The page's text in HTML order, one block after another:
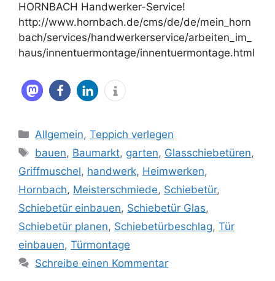
HORNBACH Handwerker-Service!
http://www.hornbach.de/cms/de/de/mein_horn
bach/services/handwerkerservice/arbeiten_im_
haus/innentuermontage/innentuermontage.html
Kategorien
Allgemein,Teppich verlegen
Schlagwörter
bauen, Baumarkt, garten, Glasschiebetüren,
Griffmuschel, handwerk, Heimwerken,
Hornbach, Meisterschmiede, Schiebetür,
Schiebetür einbauen, Schiebetür Glas,
Schiebetür planen, Schiebetürbeschlag, Tür
einbauen, Türmontage
Schreibe einen Kommentar